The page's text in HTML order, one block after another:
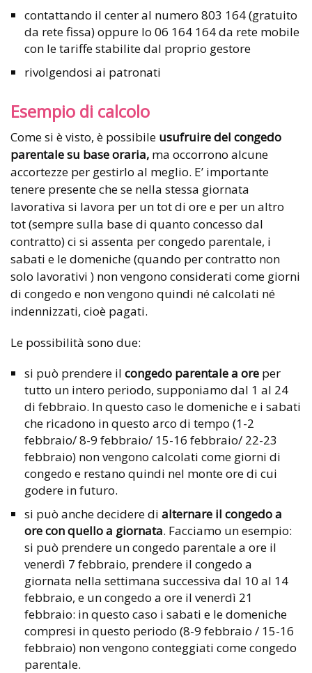
contattando il center al numero 803 164 (gratuito
da rete fissa) oppure lo 06 164 164 da rete mobile
con le tariffe stabilite dal proprio gestore
rivolgendosi ai patronati
Esempio di calcolo
Come si è visto, è possibile usufruire del congedo
parentale su base oraria, ma occorrono alcune
accortezze per gestirlo al meglio. E’ importante
tenere presente che se nella stessa giornata
lavorativa si lavora per un tot di ore e per un altro
tot (sempre sulla base di quanto concesso dal
contratto) ci si assenta per congedo parentale, i
sabati e le domeniche (quando per contratto non
solo lavorativi ) non vengono considerati come giorni
di congedo e non vengono quindi né calcolati né
indennizzati, cioè pagati.
Le possibilità sono due:
si può prendere il congedo parentale a ore per
tutto un intero periodo, supponiamo dal 1 al 24
di febbraio. In questo caso le domeniche e i sabati
che ricadono in questo arco di tempo (1-2
febbraio/ 8-9 febbraio/ 15-16 febbraio/ 22-23
febbraio) non vengono calcolati come giorni di
congedo e restano quindi nel monte ore di cui
godere in futuro.
si può anche decidere di alternare il congedo a
ore con quello a giornata. Facciamo un esempio:
si può prendere un congedo parentale a ore il
venerdì 7 febbraio, prendere il congedo a
giornata nella settimana successiva dal 10 al 14
febbraio, e un congedo a ore il venerdì 21
febbraio: in questo caso i sabati e le domeniche
compresi in questo periodo (8-9 febbraio / 15-16
febbraio) non vengono conteggiati come congedo
parentale.